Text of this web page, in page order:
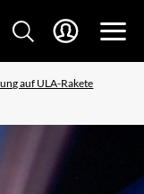
auf ULA-Rakete